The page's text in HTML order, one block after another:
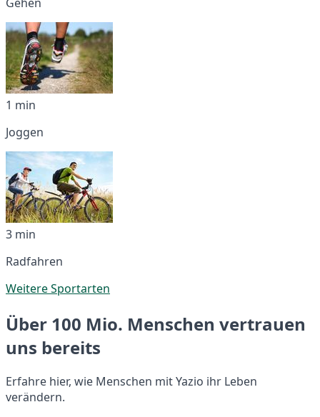
1 min
Joggen
3 min
Radfahren
Weitere Sportarten
Über 100 Mio. Menschen vertrauen
uns bereits
Erfahre hier, wie Menschen mit Yazio ihr Leben
verändern.